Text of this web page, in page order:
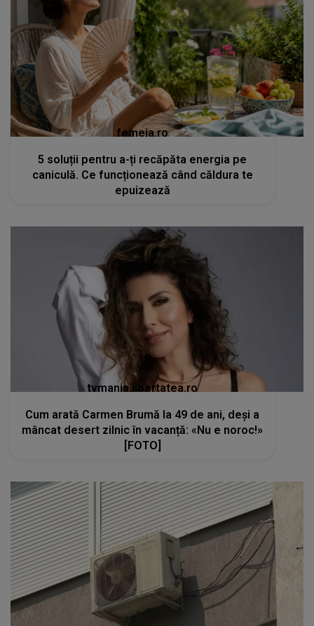
femeia.ro
5 soluții pentru a-ți recăpăta energia pe
caniculă. Ce funcționează când căldura te
epuizează
tvmania.libertatea.ro
Cum arată Carmen Brumă la 49 de ani, deși a
mâncat desert zilnic în vacanță: «Nu e noroc!»
[FOTO]